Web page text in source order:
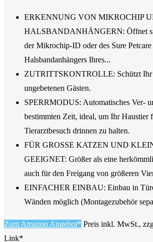
ERKENNUNG VON MIKROCHIP
HALSBANDANHÄNGERN: Öffnet
der Mikrochip-ID oder des Sure
Halsbandanhängers Ihres...
ZUTRITTSKONTROLLE: Schützt Ihr
ungebetenen Gästen.
SPERRMODUS: Automatisches Ver-
bestimmten Zeit, ideal, um Ihr Haustier
Tierarztbesuch drinnen zu halten.
FÜR GROSSE KATZEN UND
GEEIGNET: Größer als eine
auch für den Freigang von größeren
EINFACHER EINBAU: Einbau in
Wänden möglich (Montagezubehör
Zum Amazon Angebot* Preis inkl. MwSt.,
Link*